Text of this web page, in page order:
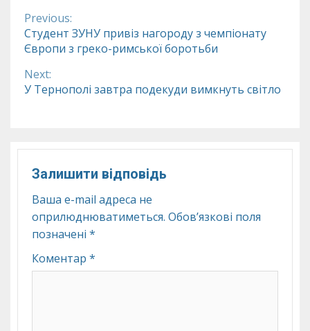
Continue
Reading
Previous:
Студент ЗУНУ привіз нагороду з чемпіонату
Європи з греко-римської боротьби
Next:
У Тернополі завтра подекуди вимкнуть світло
Залишити відповідь
Ваша e-mail адреса не
оприлюднюватиметься. Обов’язкові поля
позначені *
Коментар *